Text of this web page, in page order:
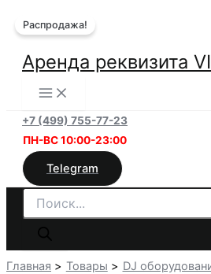
содержимому
Аренда реквизита
+7 (499) 755-77-23
ПН-ВС 10:00-23:00
Telegram
Поиск
товаров
Главная Товары DJ
Распродажа!